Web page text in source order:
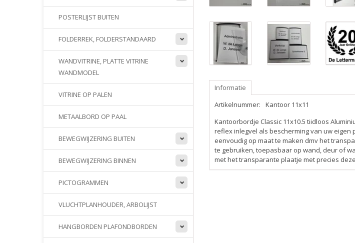
POSTERLIJST BUITEN
FOLDERREK, FOLDERSTANDAARD
WANDVITRINE, PLATTE VITRINE
WANDMODEL
VITRINE OP PALEN
METAALBORD OP PAAL
BEWEGWIJZERING BUITEN
BEWEGWIJZERING BINNEN
PICTOGRAMMEN
VLUCHTPLANHOUDER, ARBOLIJST
HANGBORDEN PLAFONDBORDEN
Informatie
Artikelnummer:
Kantoor 11x11
Kantoorbordje Classic 11x10.5 tiidloos
reflex inlegvel als bescherming van uw
eenvoudig op maat te maken dmv het
te gebruiken, toepasbaar op wand, deur of
met het transparante plaatje met precies